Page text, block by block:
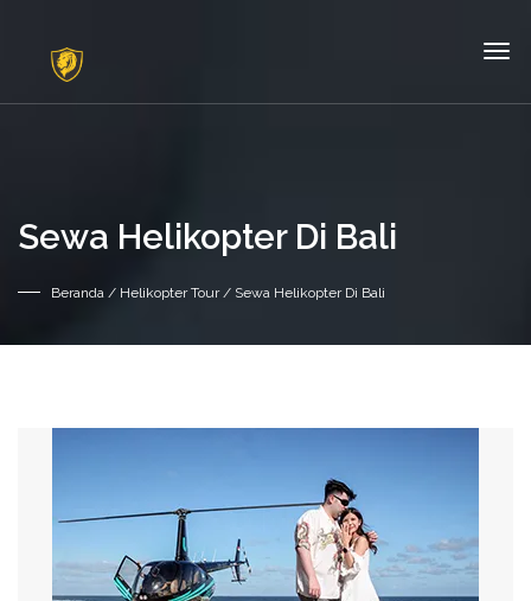
Sewa Helikopter Di Bali
Beranda / Helikopter Tour/ Sewa Helikopter Di Bali